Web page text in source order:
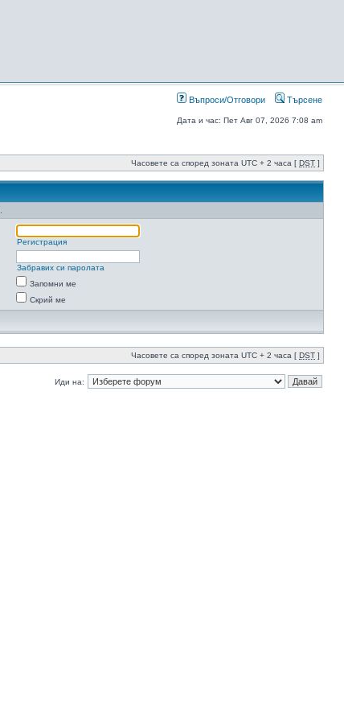
Въпроси/Отговори Търсене
Дата и час: Пет Авг 07, 2026 7:08 am
Часовете са според зоната UTC + 2 часа [ DST ]
Регистрация
Забравих си паролата
Запомни ме
Скрий ме
Часовете са според зоната UTC + 2 часа [ DST ]
Иди на: